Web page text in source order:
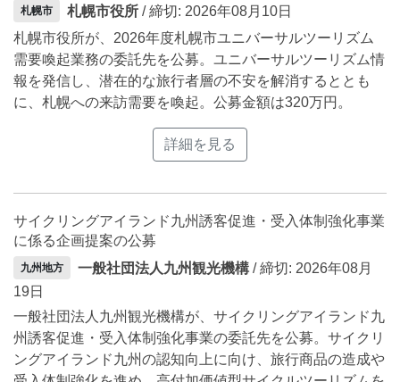
札幌市 札幌市役所 / 締切: 2026年08月10日
札幌市役所が、2026年度札幌市ユニバーサルツーリズム
需要喚起業務の委託先を公募。ユニバーサルツーリズム情
報を発信し、潜在的な旅行者層の不安を解消するととも
に、札幌への来訪需要を喚起。公募金額は320万円。
詳細を見る
サイクリングアイランド九州誘客促進・受入体制強化事業
に係る企画提案の公募
九州地方 一般社団法人九州観光機構 / 締切: 2026年08月
19日
一般社団法人九州観光機構が、サイクリングアイランド九
州誘客促進・受入体制強化事業の委託先を公募。サイクリ
ングアイランド九州の認知向上に向け、旅行商品の造成や